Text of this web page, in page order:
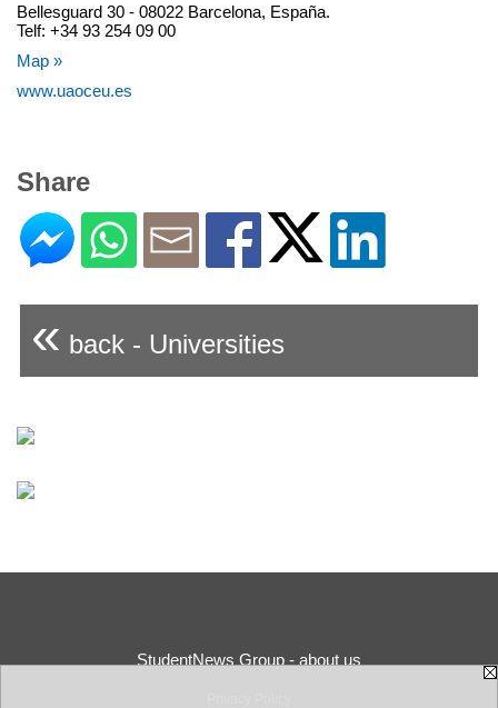
Bellesguard 30 - 08022 Barcelona, España.
Telf: +34 93 254 09 00
Map »
www.uaoceu.es
Share
« back - Universities
StudentNews Group - about us